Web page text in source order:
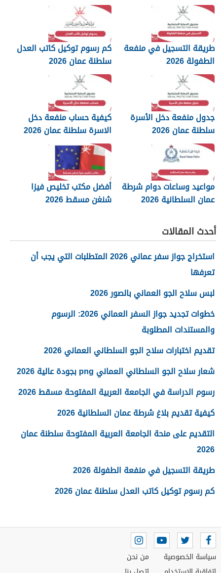
طريقة التسجيل في منفعة
الطفولة 2026
كم رسوم توكيل كاتب العدل
سلطنة عمان 2026
جدول منفعة دخل الأسرة
سلطنة عمان 2026
كيفية حساب منفعة دخل
الاسرة سلطنة عمان 2026
مواعيد وساعات دوام شرطة
عمان السلطانية 2026
أفضل مكتب تخليص فيزا
شنغن مسقط 2026
أحدث المقالات
استخراج جواز سفر عماني 2026 المتطلبات التي يجب أن
تعرفها
لبس سلاح الجو العماني بالصور 2026
خطوات تجديد جواز السفر العماني 2026: الرسوم
والمستندات المطلوبة
تقديم اختبارات سلاح الجو السلطاني العماني 2026
شعار سلاح الجو السلطاني العماني png بجودة عالية 2026
رسوم الدراسة في الجامعة العربية المفتوحة مسقط 2026
كيفية تقديم بلاغ شرطة عمان السلطانية 2026
التقديم على منحة الجامعة العربية المفتوحة سلطنة عمان
2026
طريقة التسجيل في منفعة الطفولة 2026
كم رسوم توكيل كاتب العدل سلطنة عمان 2026
سياسة الخصوصية
من نحن